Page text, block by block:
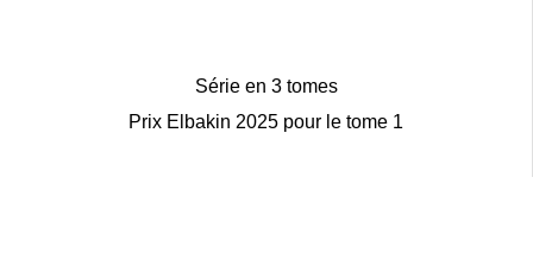
Série en 3 tomes
Prix Elbakin 2025 pour le tome 1